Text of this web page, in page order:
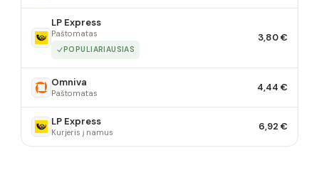
LP Express
Paštomatas
POPULIARIAUSIAS
3,80 €
Omniva
Paštomatas 4,44 €
LP Express
Kurjeris į namus 6,92 €